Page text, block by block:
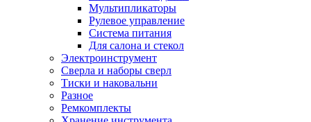
Мультипликаторы
Рулевое управление
Система питания
Для салона и стекол
Электроинструмент
Сверла и наборы сверл
Тиски и наковальни
Разное
Ремкомплекты